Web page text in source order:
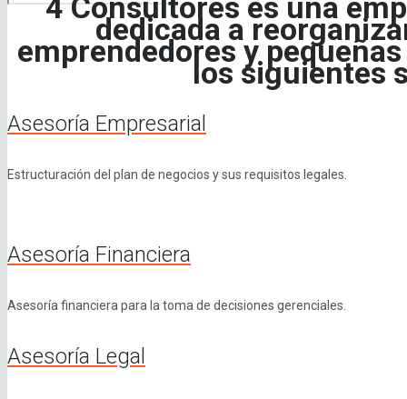
4 Consultores es una
dedicada a
emprendedores y
los siguientes
Asesoría Empresarial
Estructuración del plan de negocios y sus requisitos legales.
Asesoría Financiera
Asesoría financiera para la toma de decisiones gerenciales.
Asesoría Legal